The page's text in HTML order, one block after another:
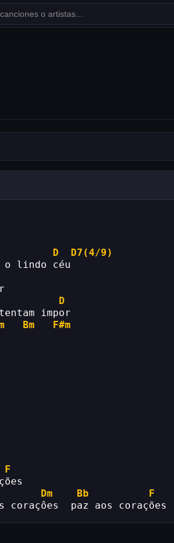
D
D7(4/9)
o lindo céu
D
impor
Bm
F#m
F
Dm Bb
F
coraçôes  paz aos corações